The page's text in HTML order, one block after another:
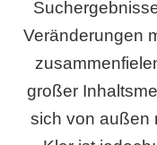
Veränderungen
großer
sich von außen